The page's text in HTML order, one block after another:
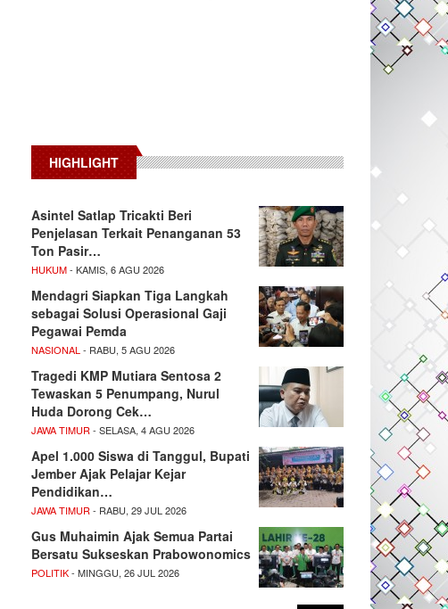
HIGHLIGHT
Asintel Satlap Tricakti Beri
Penjelasan Terkait Penanganan 53
Ton Pasir…
HUKUM- KAMIS, 6 AGU 2026
Mendagri Siapkan Tiga Langkah
sebagai Solusi Operasional Gaji
Pegawai Pemda
NASIONAL - RABU, 5 AGU 2026
Tragedi KMP Mutiara Sentosa 2
Tewaskan 5 Penumpang, Nurul
Huda Dorong Cek…
JAWA TIMUR - SELASA, 4 AGU 2026
Apel 1.000 Siswa di Tanggul, Bupati
Jember Ajak Pelajar Kejar
Pendidikan…
JAWA TIMUR - RABU, 29 JUL 2026
Gus Muhaimin Ajak Semua Partai
Bersatu Sukseskan Prabowonomics
POLITIK- MINGGU, 26 JUL 2026